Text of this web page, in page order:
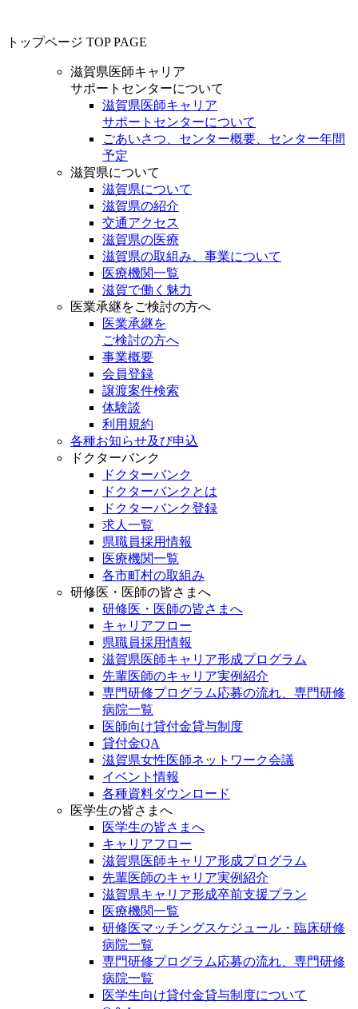
トップページ TOP PAGE
滋賀県医師キャリア
サポートセンターについて
滋賀県医師キャリア
サポートセンターについて
ごあいさつ、センター概要、センター年間
予定
滋賀県について
滋賀県について
滋賀県の紹介
交通アクセス
滋賀県の医療
滋賀県の取組み、事業について
医療機関一覧
滋賀で働く魅力
医業承継をご検討の方へ
医業承継を
ご検討の方へ
事業概要
会員登録
譲渡案件検索
体験談
利用規約
各種お知らせ及び申込
ドクターバンク
ドクターバンク
ドクターバンクとは
ドクターバンク登録
求人一覧
県職員採用情報
医療機関一覧
各市町村の取組み
研修医・医師の皆さまへ
研修医・医師の皆さまへ
キャリアフロー
県職員採用情報
滋賀県医師キャリア形成プログラム
先輩医師のキャリア実例紹介
専門研修プログラム応募の流れ、専門研修
病院一覧
医師向け貸付金貸与制度
貸付金QA
滋賀県女性医師ネットワーク会議
イベント情報
各種資料ダウンロード
医学生の皆さまへ
医学生の皆さまへ
キャリアフロー
滋賀県医師キャリア形成プログラム
先輩医師のキャリア実例紹介
滋賀県キャリア形成卒前支援プラン
医療機関一覧
研修医マッチングスケジュール・臨床研修
病院一覧
専門研修プログラム応募の流れ、専門研修
病院一覧
医学生向け貸付金貸与制度について